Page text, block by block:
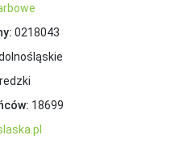
0218043
18699